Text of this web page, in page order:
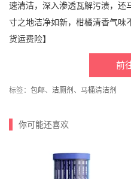
速清洁，深入渗透瓦解污渍，还
寸之地洁净如新，柑橘清香气味
货运费险】
前
标签： 包邮、 洁厕剂 、 马桶清洁剂
你可能还喜欢